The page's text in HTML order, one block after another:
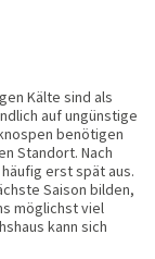
Kälte sind als
auf ungünstige
benötigen
Standort. Nach
erst spät aus.
Saison bilden,
möglichst viel
kann sich